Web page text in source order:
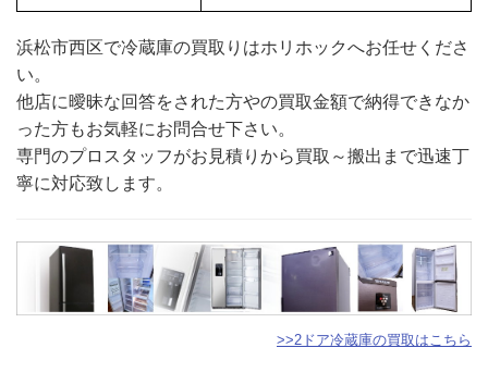
浜松市西区で冷蔵庫の買取りはホリホックへお任せくださ
い。
他店に曖昧な回答をされた方やの買取金額で納得できなか
った方もお気軽にお問合せ下さい。
専門のプロスタッフがお見積りから買取～搬出まで迅速丁
寧に対応致します。
>>2ドア冷蔵庫の買取はこちら